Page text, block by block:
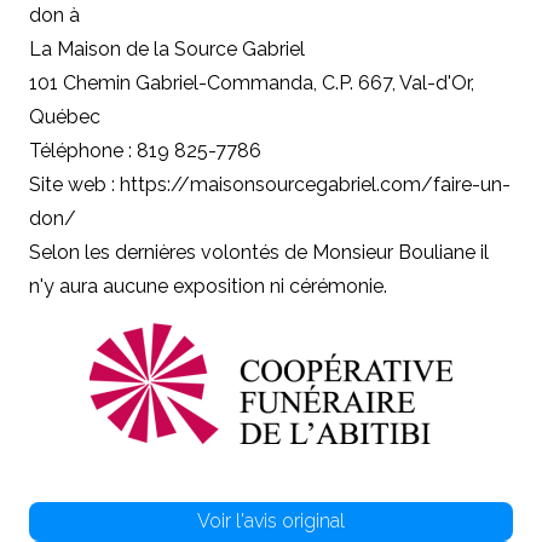
don à
La Maison de la Source Gabriel
101 Chemin Gabriel-Commanda, C.P. 667, Val-d'Or,
Québec
Téléphone : 819 825-7786
Site web : https://maisonsourcegabriel.com/faire-un-
don/
Selon les dernières volontés de Monsieur Bouliane il
n'y aura aucune exposition ni cérémonie.
Voir l'avis original